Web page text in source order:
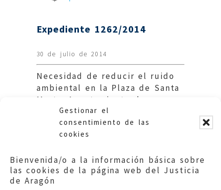
Gestionar el
consentimiento de las
cookies
Bienvenida/o a la información básica sobre
las cookies de la página web del Justicia
de Aragón
Expediente 1262/2014
30 de julio de 2014
Necesidad de reducir el ruido
ambiental en la Plaza de Santa
Marta. Ayuntamiento de
Zaragoza.